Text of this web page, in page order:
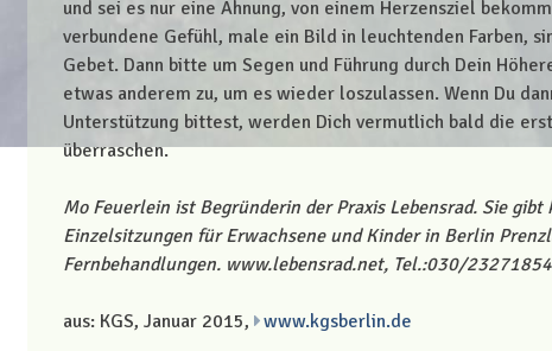
und sei es nur eine Ahnung, von einem Herzensziel
verbundene Gefühl, male ein Bild in leuchtenden Farben,
Gebet. Dann bitte um Segen und Führung durch Dein
etwas anderem zu, um es wieder loszulassen. Wenn Du
Unterstützung bittest, werden Dich vermutlich bald die
überraschen.
Mo Feuerlein ist Begründerin der Praxis Lebensrad. Sie
Einzelsitzungen für Erwachsene und Kinder in Berlin
Fernbehandlungen. www.lebensrad.net, Tel.:030/
aus: KGS, Januar 2015, www.kgsberlin.de